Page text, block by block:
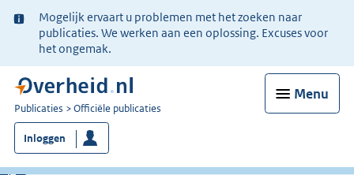
Ter
informatie:
Mogelijk ervaart u problemen met het zoeken naar
publicaties. We werken aan een oplossing. Excuses voor
het ongemak.
Menu
U
bent
nu
hier:
Publicaties Officiële publicaties
Inloggen